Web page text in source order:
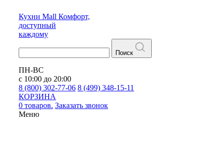
Кухни Mall Комфорт,
доступный
каждому
Поиск
ПН-ВС
с 10:00 до 20:00
8 (800) 302-77-06 8 (499) 348-15-11
КОРЗИНА
0 товаров. Заказать звонок
Меню